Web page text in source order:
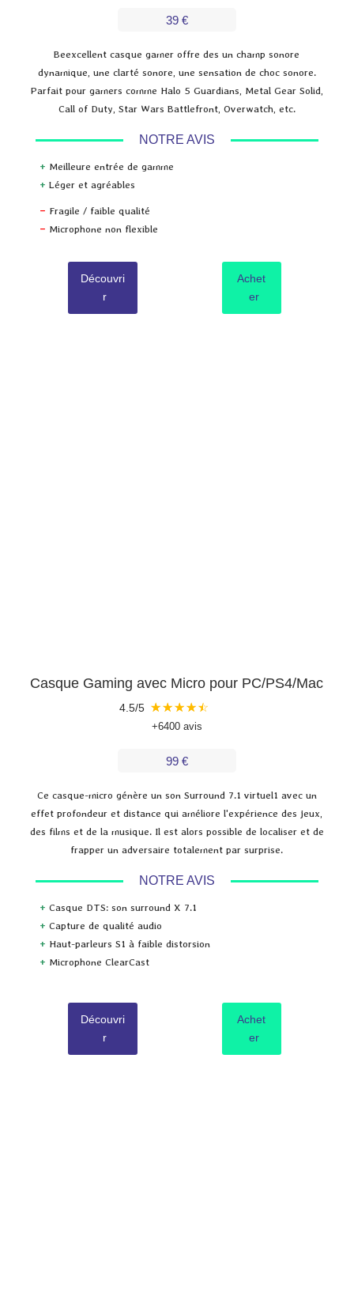
39 €
Beexcellent casque gamer offre des un champ sonore
dynamique, une clarté sonore, une sensation de choc sonore.
Parfait pour gamers comme Halo 5 Guardians, Metal Gear Solid,
Call of Duty, Star Wars Battlefront, Overwatch, etc.
NOTRE AVIS
+ Meilleure entrée de gamme
+ Léger et agréables
– Fragile / faible qualité
– Microphone non flexible
Découvri
r
Achet
er
Casque Gaming avec Micro pour PC/PS4/Mac
4.5/5 ★★★★☆
+6400 avis
99 €
Ce casque-micro génère un son Surround 7.1 virtuel1 avec un
effet profondeur et distance qui améliore l'expérience des jeux,
des films et de la musique. Il est alors possible de localiser et de
frapper un adversaire totalement par surprise.
NOTRE AVIS
+ Casque DTS: son surround X 7.1
+ Capture de qualité audio
+ Haut-parleurs S1 à faible distorsion
+ Microphone ClearCast
Découvri
r
Achet
er